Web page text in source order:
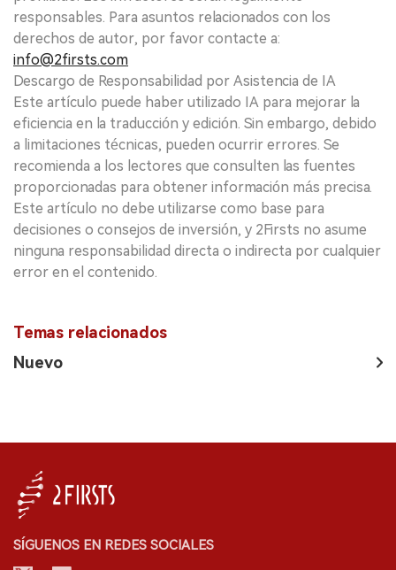
responsables. Para asuntos relacionados con los
derechos de autor, por favor contacte a:
info@2firsts.com
Descargo de Responsabilidad por Asistencia de IA
Este artículo puede haber utilizado IA para mejorar la
eficiencia en la traducción y edición. Sin embargo, debido
a limitaciones técnicas, pueden ocurrir errores. Se
recomienda a los lectores que consulten las fuentes
proporcionadas para obtener información más precisa.
Este artículo no debe utilizarse como base para
decisiones o consejos de inversión, y 2Firsts no asume
ninguna responsabilidad directa o indirecta por cualquier
error en el contenido.
Temas relacionados
Nuevo
SÍGUENOS EN REDES SOCIALES